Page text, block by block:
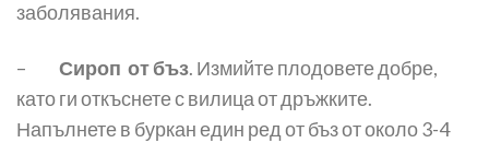
заболявания.
– Сироп от бъз. Измийте плодовете добре,
като ги откъснете с вилица от дръжките.
Напълнете в буркан един ред от бъз от около 3-4